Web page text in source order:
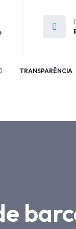
TRANSPARÊNCIA